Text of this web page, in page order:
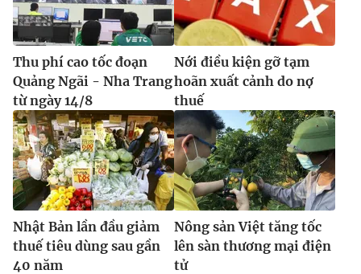
Thu phí cao tốc đoạn
Quảng Ngãi - Nha Trang
từ ngày 14/8
Nới điều kiện gỡ tạm
hoãn xuất cảnh do nợ
thuế
Nhật Bản lần đầu giảm
thuế tiêu dùng sau gần
40 năm
Nông sản Việt tăng tốc
lên sàn thương mại điện
tử